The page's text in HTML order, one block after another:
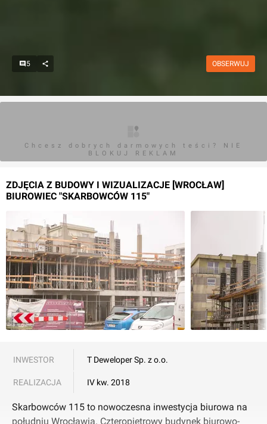
5 OBSERWUJ
Chcesz dobrych darmowych teści? NIE
BLOKUJ REKLAM
ZDJĘCIA Z BUDOWY I WIZUALIZACJE [WROCŁAW]
BIUROWIEC "SKARBOWCÓW 115"
INWESTOR T Deweloper Sp. z o.o.
REALIZACJA IV kw. 2018
Skarbowców 115 to nowoczesna inwestycja biurowa na
południu Wrocławia. Czteropiętrowy budynek biurowo-